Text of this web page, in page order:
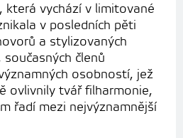
která vychází v limitované
v posledních pěti
a stylizovaných
členů
osobností, jež
ovlivnily tvář filharmonie,
řadí mezi nejvýznamnější